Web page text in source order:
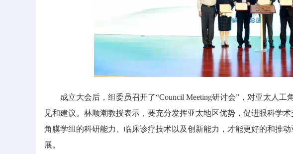
成立大会后，组委员召开了“Council Meeting研讨会”，对亚太人工
见和建议。林顺潮教授表示，要充分发挥亚太地区优势，促进眼科学
角膜学组的科研能力、临床诊疗技术以及创新能力，才能更好的和推
展。